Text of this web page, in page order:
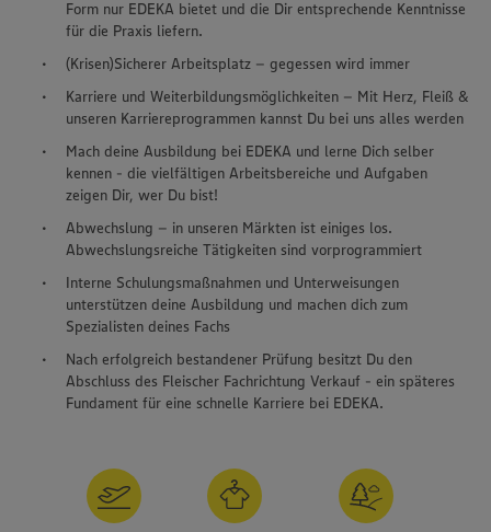
Form nur EDEKA bietet und die Dir entsprechende Kenntnisse
für die Praxis liefern.
(Krisen)Sicherer Arbeitsplatz – gegessen wird immer
Karriere und Weiterbildungsmöglichkeiten – Mit Herz, Fleiß &
unseren Karriereprogrammen kannst Du bei uns alles werden
Mach deine Ausbildung bei EDEKA und lerne Dich selber
kennen - die vielfältigen Arbeitsbereiche und Aufgaben
zeigen Dir, wer Du bist!
Abwechslung – in unseren Märkten ist einiges los.
Abwechslungsreiche Tätigkeiten sind vorprogrammiert
Interne Schulungsmaßnahmen und Unterweisungen
unterstützen deine Ausbildung und machen dich zum
Spezialisten deines Fachs
Nach erfolgreich bestandener Prüfung besitzt Du den
Abschluss des Fleischer Fachrichtung Verkauf - ein späteres
Fundament für eine schnelle Karriere bei EDEKA.